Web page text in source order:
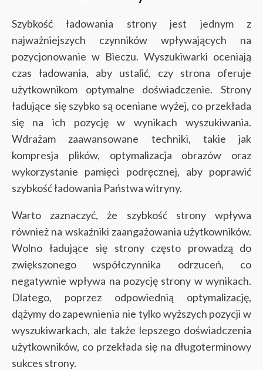
Szybkość ładowania strony jest jednym z
najważniejszych czynników wpływających na
pozycjonowanie w Bieczu. Wyszukiwarki oceniają
czas ładowania, aby ustalić, czy strona oferuje
użytkownikom optymalne doświadczenie. Strony
ładujące się szybko są oceniane wyżej, co przekłada
się na ich pozycję w wynikach wyszukiwania.
Wdrażam zaawansowane techniki, takie jak
kompresja plików, optymalizacja obrazów oraz
wykorzystanie pamięci podręcznej, aby poprawić
szybkość ładowania Państwa witryny.
Warto zaznaczyć, że szybkość strony wpływa
również na wskaźniki zaangażowania użytkowników.
Wolno ładujące się strony często prowadzą do
zwiększonego współczynnika odrzuceń, co
negatywnie wpływa na pozycję strony w wynikach.
Dlatego, poprzez odpowiednią optymalizację,
dążymy do zapewnienia nie tylko wyższych pozycji w
wyszukiwarkach, ale także lepszego doświadczenia
użytkowników, co przekłada się na długoterminowy
sukces strony.